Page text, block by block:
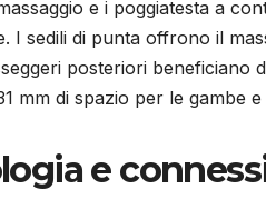
e i poggiatesta a
I sedili di punta offrono il
posteriori beneficiano
mm di spazio per le gambe
e